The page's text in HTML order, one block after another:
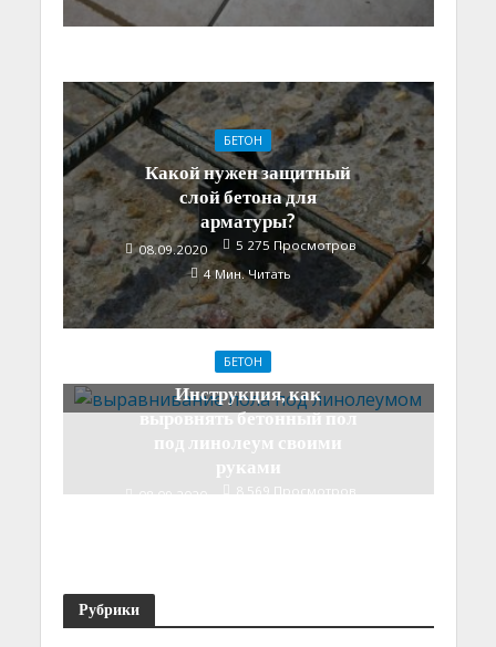
БЕТОН
Какой нужен защитный
слой бетона для
арматуры?
08.09.2020
5 275 Просмотров
4 Мин. Читать
БЕТОН
Инструкция, как
выровнять бетонный пол
под линолеум своими
руками
08.09.2020
8 569 Просмотров
Рубрики